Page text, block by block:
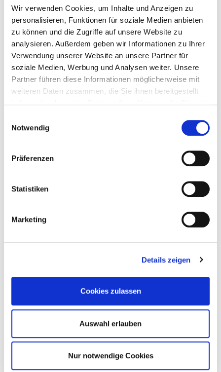
Wir verwenden Cookies, um Inhalte und Anzeigen zu
personalisieren, Funktionen für soziale Medien anbieten
zu können und die Zugriffe auf unsere Website zu
analysieren. Außerdem geben wir Informationen zu Ihrer
Verwendung unserer Website an unsere Partner für
soziale Medien, Werbung und Analysen weiter. Unsere
Partner führen diese Informationen möglicherweise mit
weiteren Daten zusammen, die Sie ihnen bereitgestellt
Notwendig
Präferenzen
Statistiken
Marketing
Details zeigen
Cookies zulassen
Auswahl erlauben
Nur notwendige Cookies
Kunst, Karlstraße 19, 73614 Schorndorf.
Grußwort: Oberbürgermeister Matthias Klopfer
Einführung: Irme Schaber
Alles zum Kunstmarkt
Die Edition kann in der Q Galerie für Kunst sowie beim
Kulturforum Schorndorf erworben werden.
Zu den Öffnungszeiten der Geschäftsstelle des Kulturforum
– EDITION VERGRIFFEN –
Schorndorfer Edition 26 – 2015
DIE TÜRME DER STADT